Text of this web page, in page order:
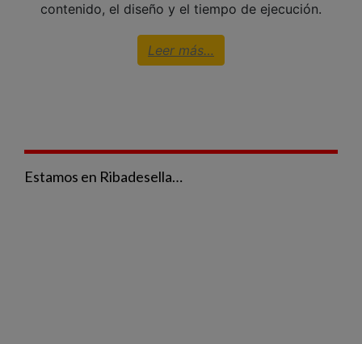
contenido, el diseño y el tiempo de ejecución.
Leer más…
Estamos en Ribadesella…